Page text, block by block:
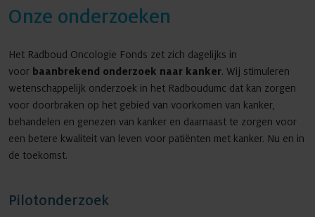
Onze onderzoeken
Het Radboud Oncologie Fonds zet zich dagelijks in
voor baanbrekend onderzoek naar kanker. Wij stimuleren
wetenschappelijk onderzoek in het Radboudumc dat kan zorgen
voor doorbraken op het gebied van voorkomen van kanker,
behandelen en genezen van kanker en daarnaast te zorgen voor
een betere kwaliteit van leven voor patiënten met kanker. Nu en in
de toekomst.
Pilotonderzoek
Agenda
Nieuws